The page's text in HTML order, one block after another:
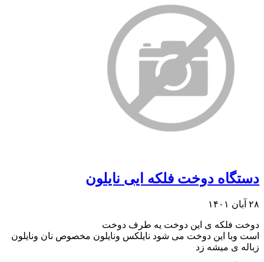
دستگاه دوخت فلکه ایی نایلون
۲۸ آبان ۱۴۰۱
دوخت فلکه ی این دوخت یه طرف دوخت
است وبا این دوخت می شود نایلکس ونایلون مخصوص نان ونایلون
زباله ی میشه زد